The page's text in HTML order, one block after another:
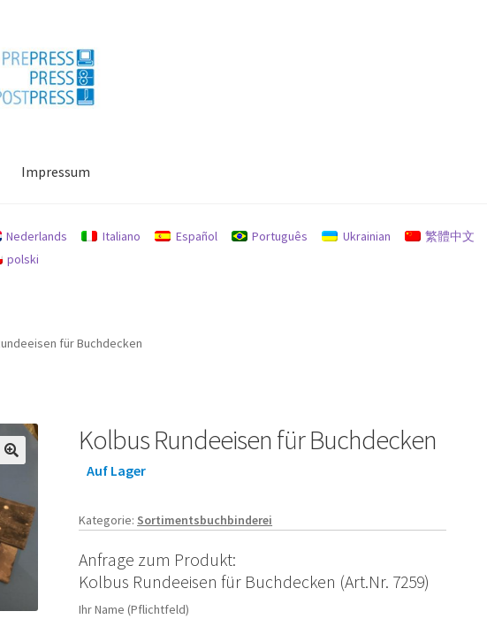
Impressum
Nederlands Italiano Español Português Ukrainian 繁體中文
polski
für Buchdecken
Kolbus Rundeeisen für Buchdecken
Auf Lager
Kategorie: Sortimentsbuchbinderei
Anfrage zum Produkt:
Kolbus Rundeeisen für Buchdecken (Art.Nr. 7259)
Ihr Name (Pflichtfeld)